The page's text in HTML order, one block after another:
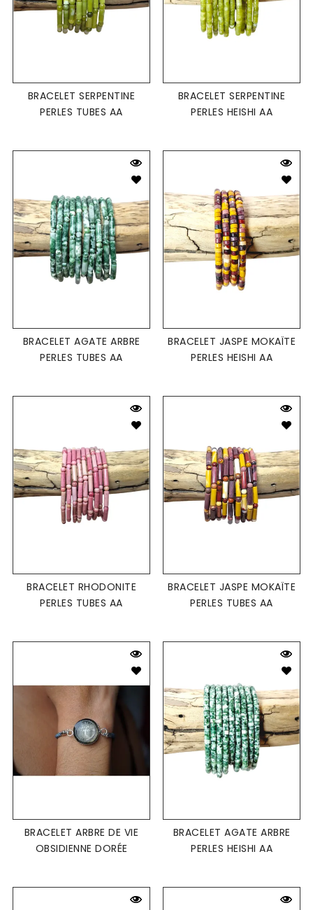
BRACELET SERPENTINE
PERLES TUBES AA
BRACELET SERPENTINE
PERLES HEISHI AA
BRACELET AGATE ARBRE
PERLES TUBES AA
BRACELET JASPE MOKAÏTE
PERLES HEISHI AA
BRACELET RHODONITE
PERLES TUBES AA
BRACELET JASPE MOKAÏTE
PERLES TUBES AA
BRACELET ARBRE DE VIE
OBSIDIENNE DORÉE
BRACELET AGATE ARBRE
PERLES HEISHI AA